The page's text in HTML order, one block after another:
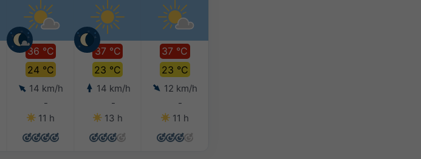
36 °C
24 °C
14 km/h
-
11 h
37 °C
23 °C
14 km/h
-
13 h
37 °C
23 °C
12 km/h
-
11 h